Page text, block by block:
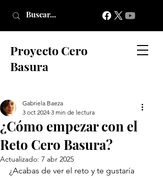
Proyecto Cero
Basura
¿Cómo empezar con el
Reto Cero Basura?
Gabriela Baeza
3 oct 2024 3 min de lectura
Actualizado: 7 abr 2025
¿Acabas de ver el reto y te gustaría